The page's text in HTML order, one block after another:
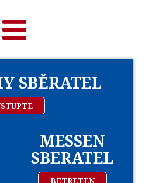
SBĚRATEL
MESSEN
SBERATEL
BETRETEN